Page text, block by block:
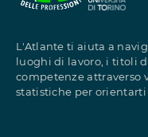
L'Atlante ti aiuta a
luoghi di lavoro, i titoli
competenze attraverso
statistiche per